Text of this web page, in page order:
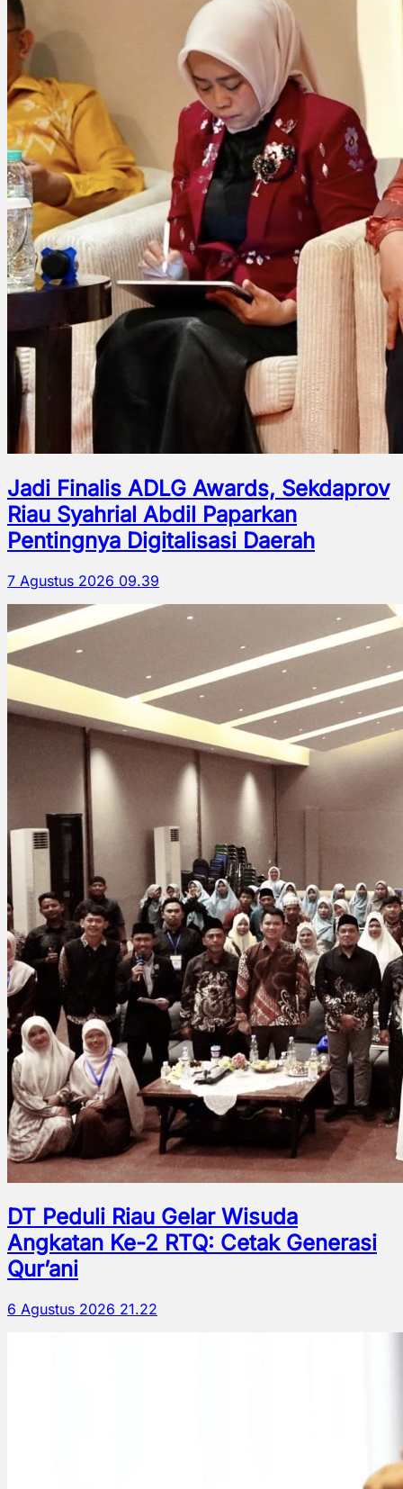
Jadi Finalis ADLG Awards, Sekdaprov
Riau Syahrial Abdil Paparkan
Pentingnya Digitalisasi Daerah
7 Agustus 2026 09.39
DT Peduli Riau Gelar Wisuda
Angkatan Ke-2 RTQ: Cetak Generasi
Qur’ani
6 Agustus 2026 21.22